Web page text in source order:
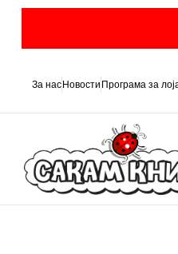
За нас Новости Програма за